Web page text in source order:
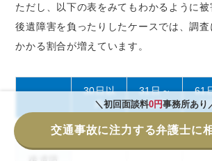
ただし、以下の表をみてもわかるように被
後遺障害を負ったりしたケースでは、調
かかる割合が増えています。
30日以
内
31日～
60日
61
90
死亡 83.3％ 8.9％
＼初回面談料0円事務所あり
交通事故に注力する弁護士に